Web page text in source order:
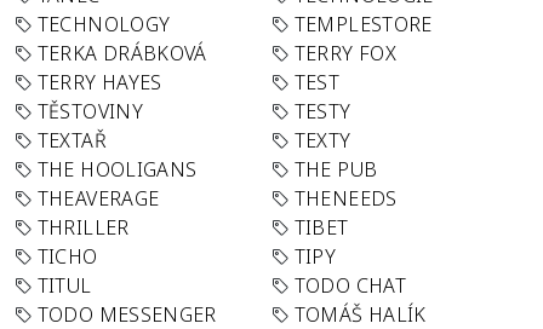
TECHNOLOGY
TEMPLESTORE
TERKA DRÁBKOVÁ
TERRY FOX
TERRY HAYES
TEST
TĚSTOVINY
TESTY
TEXTAŘ
TEXTY
THE HOOLIGANS
THE PUB
THEAVERAGE
THENEEDS
THRILLER
TIBET
TICHO
TIPY
TITUL
TODO CHAT
TODO MESSENGER
TOMÁŠ HALÍK